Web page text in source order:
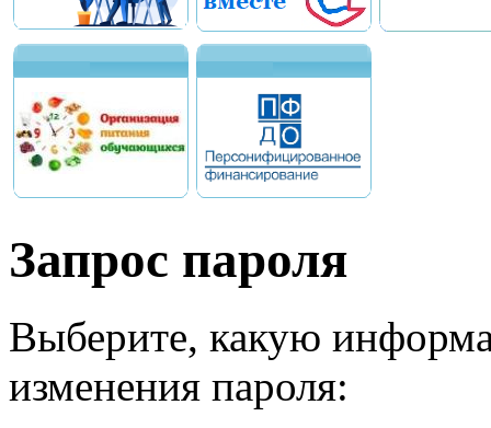
Запрос пароля
Выберите, какую
изменения пароля: